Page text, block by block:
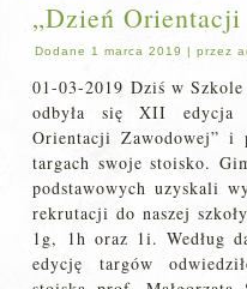
„Dzień Orientacji
Dodane 1 marca 2019 |przez
01-03-2019 Dziś w
odbyła się XII edycja
Orientacji Zawodowej”
targach swoje stoisko.
podstawowych uzyskali
rekrutacji do naszej
1g, 1h oraz 1i. Według
edycję targów